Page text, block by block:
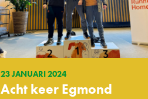
23 JANUARI 2024
Acht keer Egmond